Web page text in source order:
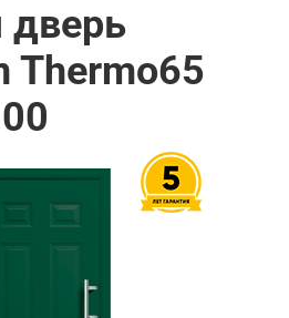
дверь
Thermo65